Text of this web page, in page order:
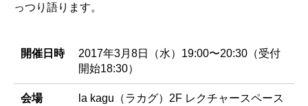
っつり語ります。
開催日時
2017年3月8日（水）19:00〜20:30（受付
開始18:30）
会場
la kagu（ラカグ）2F レクチャースペース